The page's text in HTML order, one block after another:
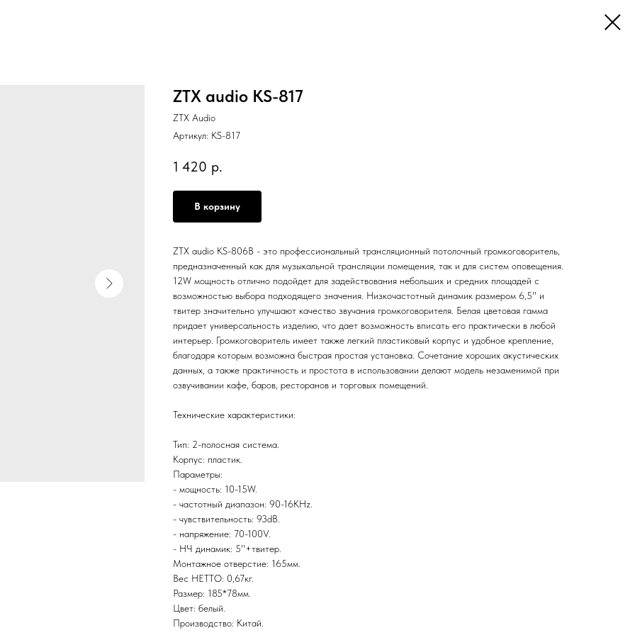
ZTX audio KS-817
ZTX Audio
Артикул: KS-817
1 420 р.
В корзину
ZTX audio KS-806B - это профессиональный трансляционный потолочный громкоговоритель,
предназначенный как для музыкальной трансляции помещения, так и для систем оповещения.
12W мощность отлично подойдет для задействования небольших и средних площадей с
возможностью выбора подходящего значения. Низкочастотный динамик размером 6,5'' и
твитер значительно улучшают качество звучания громкоговорителя. Белая цветовая гамма
придает универсальность изделию, что дает возможность вписать его практически в любой
интерьер. Громкоговоритель имеет также легкий пластиковый корпус и удобное крепление,
благодаря которым возможна быстрая простая установка. Сочетание хороших акустических
данных, а также практичность и простота в использовании делают модель незаменимой при
озвучивании кафе, баров, ресторанов и торговых помещений.
Технические характеристики:
Тип: 2-полосная система.
Корпус: пластик.
Параметры:
- мощность: 10-15W.
- частотный диапазон: 90-16KHz.
- чувствительность: 93dB.
- напряжение: 70-100V.
- НЧ динамик: 5''+твитер.
Монтажное отверстие: 165мм.
Вес НЕТТО: 0,67кг.
Размер: 185*78мм.
Цвет: белый.
Производство: Китай.